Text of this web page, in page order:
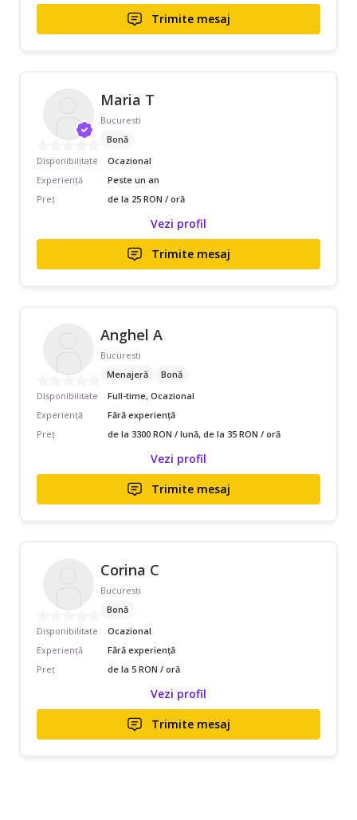
Trimite mesaj
Maria T
Bucuresti
Bonă
Disponibilitate
Ocazional
Experiență
Peste un an
Preț
de la 25 RON / oră
Vezi profil
Trimite mesaj
Anghel A
Bucuresti
Menajeră
Bonă
Disponibilitate
Full-time, Ocazional
Experiență
Fără experiență
Preț
de la 3300 RON / lună, de la 35 RON / oră
Vezi profil
Trimite mesaj
Corina C
Bucuresti
Bonă
Disponibilitate
Ocazional
Experiență
Fără experiență
Preț
de la 5 RON / oră
Vezi profil
Trimite mesaj